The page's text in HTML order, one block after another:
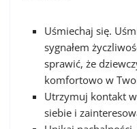
Uśmiechaj się.
sygnałem
sprawić, że
komfortowo w
Utrzymuj kontakt
siebie i